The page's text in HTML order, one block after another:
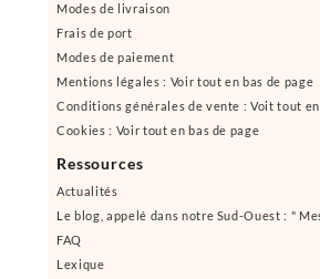
Modes de livraison
Frais de port
Modes de paiement
Mentions légales : Voir tout en bas de page
Conditions générales de vente : Voit tout en
Cookies : Voir tout en bas de page
Ressources
Actualités
Le blog, appelé dans notre Sud-Ouest : "
FAQ
Lexique